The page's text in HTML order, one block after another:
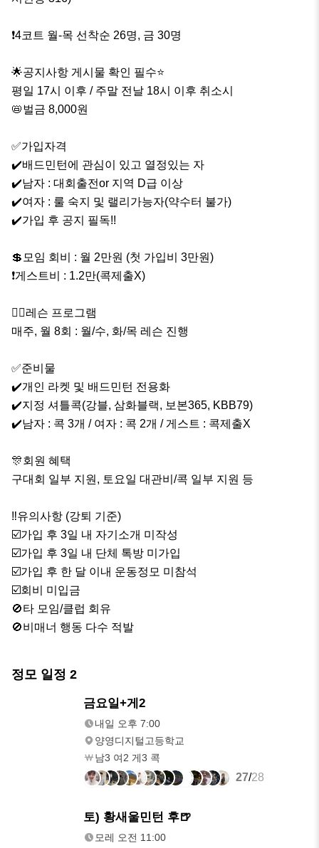
❗️4코트 월-목 선착순 26명, 금 30명
🌟공지사항 게시물 확인 필수⭐️
평일 17시 이후 / 주말 전날 18시 이후 취소시
📛벌금 8,000원
✅️가입자격
✔️배드민턴에 관심이 있고 열정있는 자
✔️남자 : 대회출전or 지역 D급 이상
✔️여자 : 룰 숙지 및 랠리가능자(약수터 불가)
✔️가입 후 공지 필독!!
💲모임 회비 : 월 2만원 (첫 가입비 3만원)
❗️게스트비 : 1.2만(콕제출X)
🏌‍♂️레슨 프로그램
매주, 월 8회 : 월/수, 화/목 레슨 진행
✅️준비물
✔️개인 라켓 및 배드민턴 전용화
✔️지정 셔틀콕(강블, 삼화블랙, 보본365, KBB79)
✔️남자 : 콕 3개 / 여자 : 콕 2개 / 게스트 : 콕제출X
🎊회원 혜택
구대회 일부 지원, 토요일 대관비/콕 일부 지원 등
‼️유의사항 (강퇴 기준)
☑️가입 후 3일 내 자기소개 미작성
☑️가입 후 3일 내 단체 톡방 미가입
☑️가입 후 한 달 이내 운동정모 미참석
☑️회비 미입금
🚫타 모임/클럽 회유
🚫비매너 행동 다수 적발
정모 일정 2
금요일+게2
내일 오후 7:00
양영디지털고등학교
남3 여2 게3 콕
27/28
토) 황새울민턴 후🍺
모레 오전 11:00